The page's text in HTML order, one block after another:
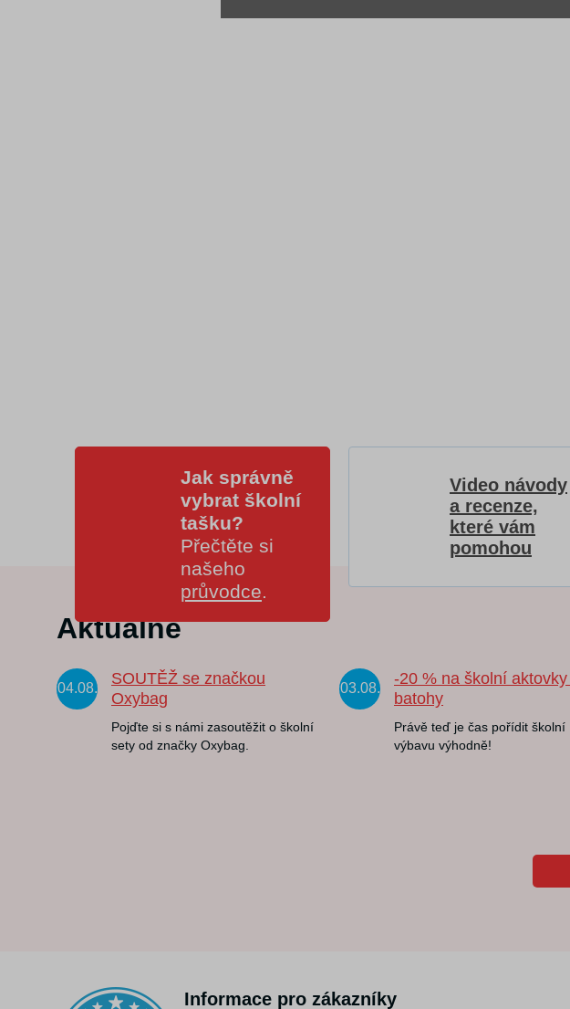
Jak správně
vybrat školní
tašku?
Přečtěte si
našeho
průvodce
Video návody
a recenze,
které vám
pomohou
Aktuálně
04.08.
SOUTĚŽ se značkou
Oxybag
Pojďte si s námi zasoutěžit o školní
sety od značky Oxybag.
03.08.
-20 % na školní aktovky
batohy
Právě teď je čas pořídit školní
výbavu výhodně!
Informace pro zákazníky